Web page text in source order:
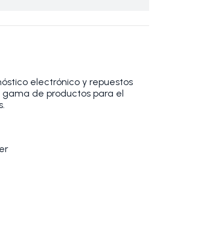
electrónico y repuestos
de productos para el